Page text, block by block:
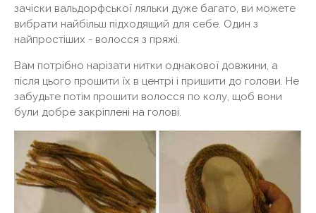
зачіски вальдорфської ляльки дуже багато, ви можете
вибрати найбільш підходящий для себе. Один з
найпростіших - волосся з пряжі.
Вам потрібно нарізати нитки однакової довжини, а
після цього прошити їх в центрі і пришити до голови. Не
забудьте потім прошити волосся по колу, щоб вони
були добре закріплені на голові.